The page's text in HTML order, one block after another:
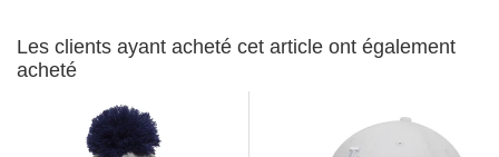
Les clients ayant acheté cet article ont également
acheté